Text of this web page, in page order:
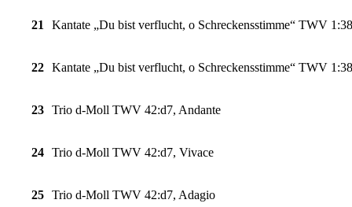
21 Kantate „Du bist verflucht, o Schreckensstimme“ TWV
22 Kantate „Du bist verflucht, o Schreckensstimme“ TWV
23 Trio d-Moll TWV 42:d7, Andante
24 Trio d-Moll TWV 42:d7, Vivace
25 Trio d-Moll TWV 42:d7, Adagio